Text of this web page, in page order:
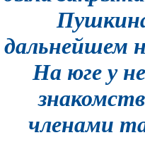
дальнейшем
На юге у
членами